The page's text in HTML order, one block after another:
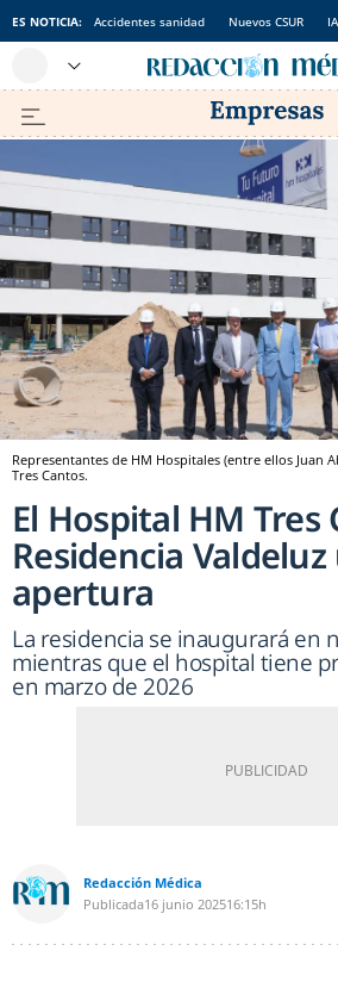
ES NOTICIA: Accidentes sanidad Nuevos CSUR
Representantes de HM Hospitales (entre ellos Juan
Tres Cantos.
El Hospital HM Tres
Residencia
apertura
La residencia se inaugurará en
mientras que el hospital tiene
en marzo de 2026
Redacción Médica
Publicada16 junio 202516:15h